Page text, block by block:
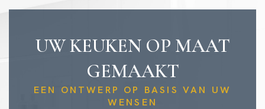
UW KEUKEN OP MAAT
GEMAAKT
EEN ONTWERP OP BASIS VAN UW
WENSEN